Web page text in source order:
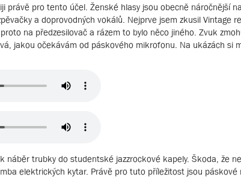
právě pro tento účel. Ženské hlasy jsou obecně náročnější
a doprovodných vokálů. Nejprve jsem zkusil Vintage
na předzesilovač a rázem to bylo něco jiného. Zvuk
jakou očekávám od páskového mikrofonu. Na ukázách si
náběr trubky do studentské jazzrockové kapely. Škoda, že
elektrických kytar. Právě pro tuto příležitost jsou